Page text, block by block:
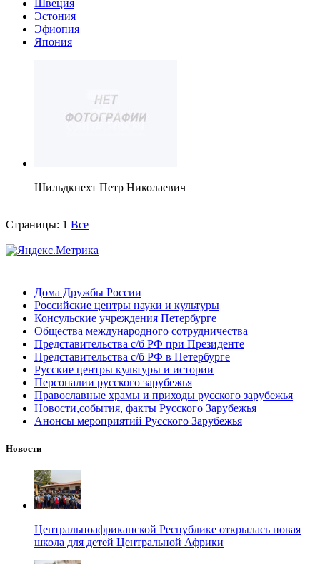
Швеция
Эстония
Эфиопия
Япония
Шильдкнехт Петр Николаевич
Страницы: 1 Все
Дома Дружбы России
Российские центры науки и культуры
Консульские учреждения Петербурге
Общества международного сотрудничества
Представительства с/б РФ при Президенте
Представительства с/б РФ в Петербурге
Русские центры культуры и истории
Персоналии русского зарубежья
Православные храмы и приходы русского зарубежья
Новости,события, факты Русского Зарубежья
Анонсы мероприятий Русского Зарубежья
Новости
Центральноафриканской Республике открылась новая
школа для детей Центральной Африки